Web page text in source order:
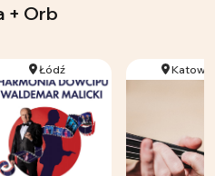
+ Orb
Łódź